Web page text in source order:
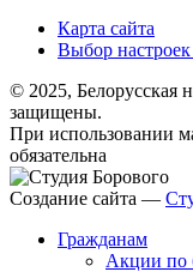
Карта сайта
Выбор
© 2025, Белорусская
защищены.
При использовании
обязательна
Создание сайта —
Гражданам
Акции по